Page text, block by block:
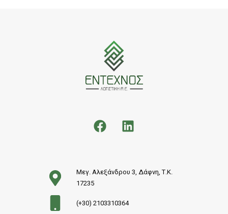
Μεγ. Αλεξάνδρου 3, Δάφνη, Τ.Κ.
17235
(+30) 2103310364